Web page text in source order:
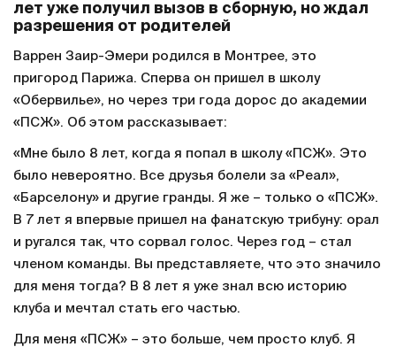
лет уже получил вызов в сборную, но ждал
разрешения от родителей
Варрен Заир-Эмери родился в Монтрее, это
пригород Парижа. Сперва он пришел в школу
«Обервилье», но через три года дорос до академии
«ПСЖ». Об этом рассказывает:
«Мне было 8 лет, когда я попал в школу «ПСЖ». Это
было невероятно. Все друзья болели за «Реал»,
«Барселону» и другие гранды. Я же – только о «ПСЖ».
В 7 лет я впервые пришел на фанатскую трибуну: орал
и ругался так, что сорвал голос. Через год – стал
членом команды. Вы представляете, что это значило
для меня тогда? В 8 лет я уже знал всю историю
клуба и мечтал стать его частью.
Для меня «ПСЖ» – это больше, чем просто клуб. Я